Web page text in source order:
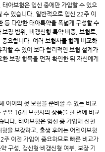
아보험은 임신 중에만 가입할 수 있으
수 있습니다. 일반적으로 임신 22주 이
등 다양한 태아특약을 폭넓게 구성할 수
장 범위, 비갱신형 특약 비중, 보험료,
요합니다. 여러 보험사를 함께 비교하
할 수 있어 보다 합리적인 보험 설계가
보장 항목을 먼저 확인한 뒤 자신에게
아이의 첫 보험을 준비할 수 있는 비교
요 16개 보험사의 상품을 한 번에 비교
니다. 태아보험은 임신 중 가입해 선천
을 보장하고, 출생 후에는 어린이보험
주 이전 가입이 중요하므로 빠른 비교가
구성, 갱신형·비갱신형 여부, 보장 기